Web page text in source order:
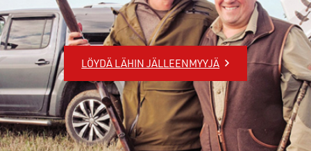
LÖYDÄ LÄHIN JÄLLEENMYYJÄ